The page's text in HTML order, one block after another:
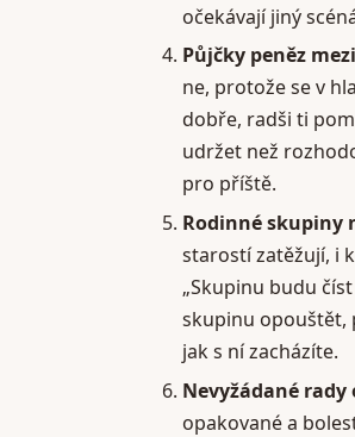
očekávají jiný
Půjčky peněz
ne, protože se v
dobře, radši ti
udržet než
pro příště.
Rodinné skupiny
starostí zatěžují, i
„Skupinu budu
skupinu opouštět,
jak s ní zacházíte.
Nevyžádané
opakované a